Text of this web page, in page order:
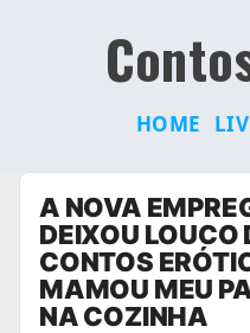
HOME
Pular
para
conteúdo
A NOVA
DEIXOU LOUCO
CONTOS
MAMOU MEU
NA COZINHA